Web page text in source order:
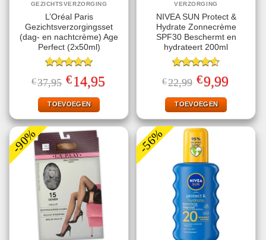
GEZICHTSVERZORGING
L’Oréal Paris
Gezichtsverzorgingsset
(dag- en nachtcrème) Age
Perfect (2x50ml)
Gewaardeerd
5.00uit 5
€37,95 Oorspronkelijke
prijs
was:
€37,95.
€14,95prijs
TOEVOEGEN
VERZORGING
NIVEA SUN Protect &
Hydrate Zonnecrème
SPF30 Beschermt en
hydrateert 200ml
Gewaardeerd
4.56uit 5
€22,99 Oorspronkelijke
prijs
was:
€22,99.
€9,99Huidige
prijs
TOEVOEGEN
-90% -56%